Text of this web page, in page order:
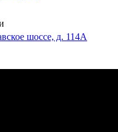
шоссе, д. 114А